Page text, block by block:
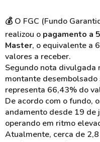
💰 O FGC (Fundo
realizou o pagamento a
Master, o equivalente a
valores a receber.
Segundo nota
montante desembolsado
representa 66,43% do
De acordo com o fundo,
andamento desde 19 de
operando em ritmo
Atualmente, cerca de